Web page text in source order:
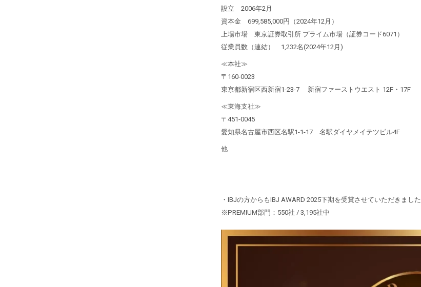
設立 2006年2月
資本金 699,585,000円（2024年12月）
上場市場 東京証券取引所 プライム市場（証券コード6071）
従業員数（連結） 1,232名(2024年12月)
≪本社≫
〒160-0023
東京都新宿区西新宿1-23-7 新宿ファーストウエスト 12F・17F
≪東海支社≫
〒451-0045
愛知県名古屋市西区名駅1-1-17 名駅ダイヤメイテツビル4F
他
・IBJの方からもIBJ AWARD 2025下期を受賞させていただきました
※PREMIUM部門：550社 / 3,195社中